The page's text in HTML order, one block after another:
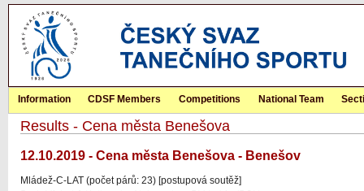
Information CDSF Members Competitions National Team
Results - Cena města Benešova
12.10.2019 - Cena města Benešova - Benešov
Mládež-C-LAT (počet párů: 23) [postupová soutěž]